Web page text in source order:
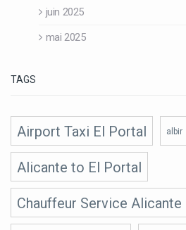
juin 2025
mai 2025
TAGS
Airport Taxi El Portal albir
Alicante to El Portal
Chauffeur Service Alicante